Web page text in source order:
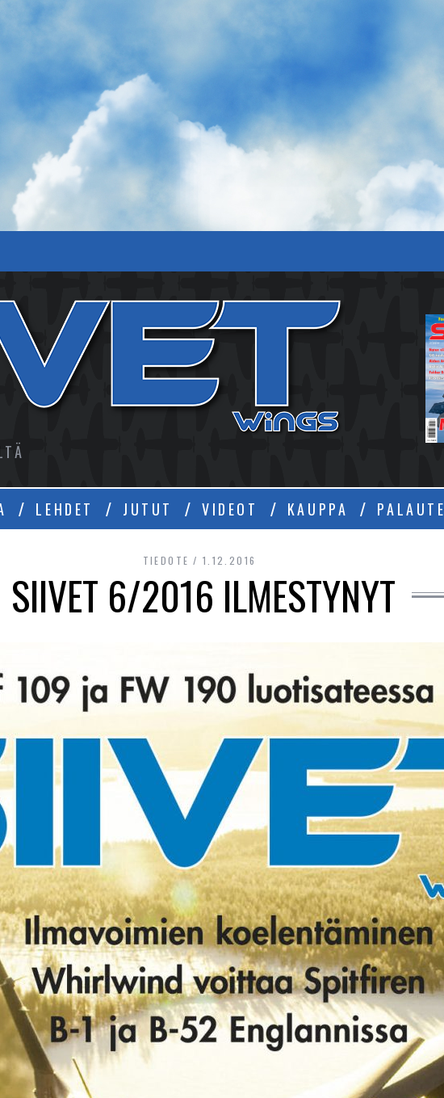
LEHDET JUTUT VIDEOT KAUPPA PALAUTE
TIEDOTE 1.12.2016
SIIVET 6/2016 ILMESTYNYT